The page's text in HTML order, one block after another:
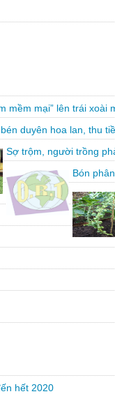
mềm mại” lên trái xoài
duyên hoa lan, thu
Sợ trộm, người trồng
Bón
hết 2020